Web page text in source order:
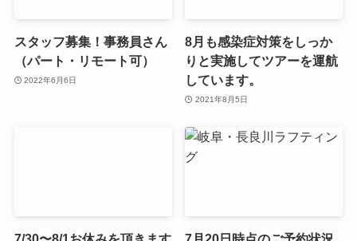
スタッフ募集！事務員さん
（パート・リモート可）
2022年6月6日
8月も感染症対策をしっか
りと実施してツアーを運航
しています。
2021年8月5日